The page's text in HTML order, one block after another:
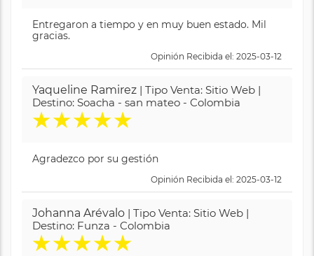
Entregaron a tiempo y en muy buen estado. Mil
gracias.
Opinión Recibida el: 2025-03-12
Yaqueline Ramirez | Tipo Venta: Sitio Web |
Destino: Soacha - san mateo - Colombia
★★★★★
Agradezco por su gestión
Opinión Recibida el: 2025-03-12
Johanna Arévalo | Tipo Venta: Sitio Web |
Destino: Funza - Colombia
★★★★★